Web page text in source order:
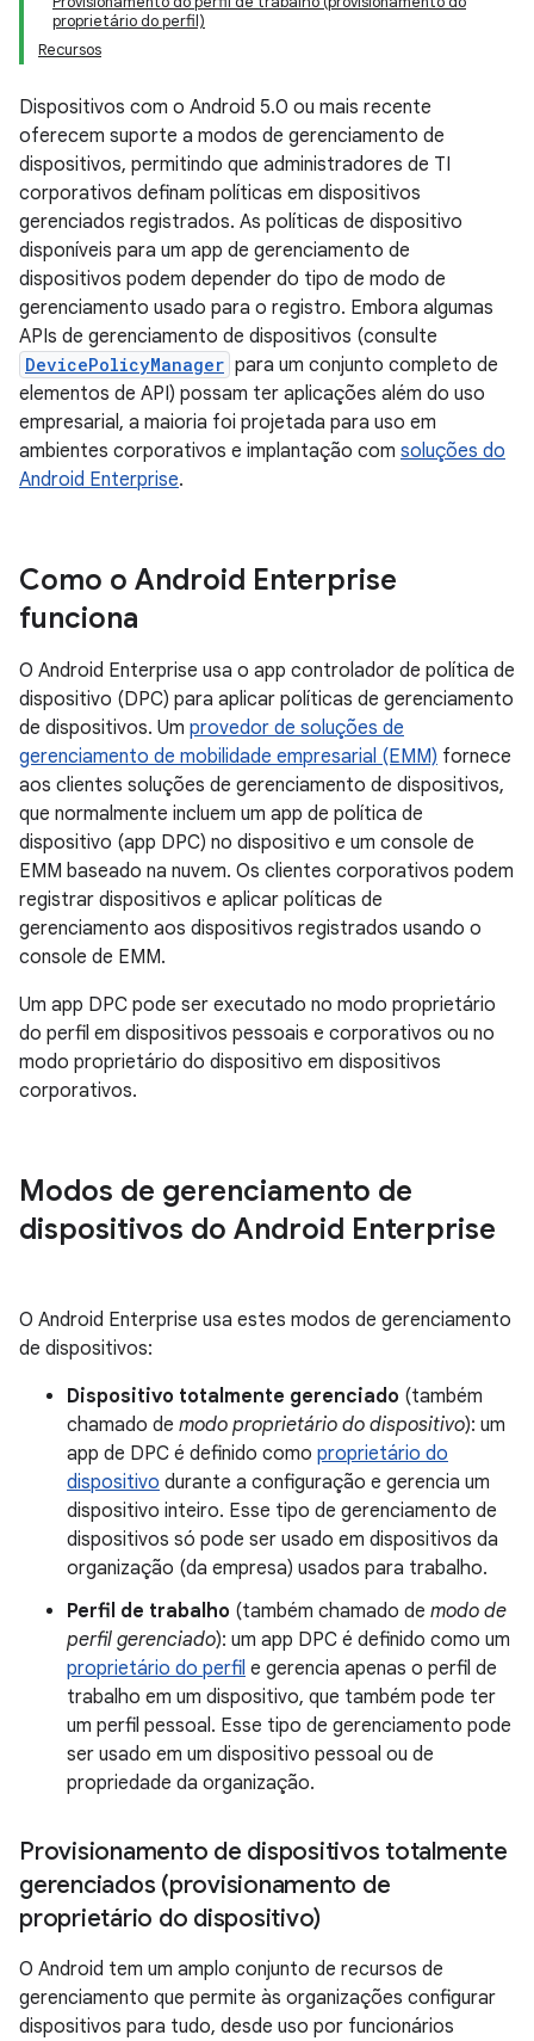
proprietário do perfil)
Recursos
Dispositivos com o Android 5.0 ou mais recente
oferecem suporte a modos de gerenciamento de
dispositivos, permitindo que administradores de TI
corporativos definam políticas em dispositivos
gerenciados registrados. As políticas de dispositivo
disponíveis para um app de gerenciamento de
dispositivos podem depender do tipo de modo de
gerenciamento usado para o registro. Embora algumas
APIs de gerenciamento de dispositivos (consulte
DevicePolicyManager para um conjunto completo de
elementos de API) possam ter aplicações além do uso
empresarial, a maioria foi projetada para uso em
ambientes corporativos e implantação com soluções do
Android Enterprise.
Como o Android Enterprise
funciona
O Android Enterprise usa o app controlador de política de
dispositivo (DPC) para aplicar políticas de gerenciamento
de dispositivos. Um provedor de soluções de
gerenciamento de mobilidade empresarial (EMM) fornece
aos clientes soluções de gerenciamento de dispositivos,
que normalmente incluem um app de política de
dispositivo (app DPC) no dispositivo e um console de
EMM baseado na nuvem. Os clientes corporativos podem
registrar dispositivos e aplicar políticas de
gerenciamento aos dispositivos registrados usando o
console de EMM.
Um app DPC pode ser executado no modo proprietário
do perfil em dispositivos pessoais e corporativos ou no
modo proprietário do dispositivo em dispositivos
corporativos.
Modos de gerenciamento de
dispositivos do Android Enterprise
O Android Enterprise usa estes modos de gerenciamento
de dispositivos:
Dispositivo totalmente gerenciado (também
chamado de modo proprietário do dispositivo): um
app de DPC é definido como proprietário do
dispositivo durante a configuração e gerencia um
dispositivo inteiro. Esse tipo de gerenciamento de
dispositivos só pode ser usado em dispositivos da
organização (da empresa) usados para trabalho.
Perfil de trabalho (também chamado de modo de
perfil gerenciado): um app DPC é definido como um
proprietário do perfil e gerencia apenas o perfil de
trabalho em um dispositivo, que também pode ter
um perfil pessoal. Esse tipo de gerenciamento pode
ser usado em um dispositivo pessoal ou de
propriedade da organização.
Provisionamento de dispositivos totalmente
gerenciados (provisionamento de
proprietário do dispositivo)
O Android tem um amplo conjunto de recursos de
gerenciamento que permite às organizações configurar
dispositivos para tudo, desde uso por funcionários